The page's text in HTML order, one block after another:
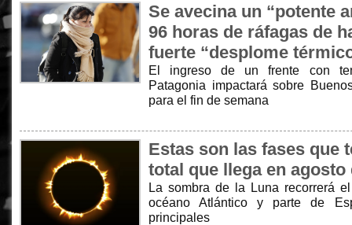
Se avecina un “potente
96 horas de ráfagas de
fuerte “desplome
El ingreso de un frente con
Patagonia impactará sobre
para el fin de semana
Estas son las fases que
total que llega en agosto
La sombra de la Luna recorrerá
océano Atlántico y parte de
principales